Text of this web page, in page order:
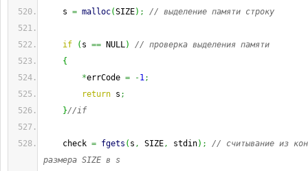
s = malloc(SIZE) ; // выделение памяти строку
if ( s == NULL)
// проверка выделения памяти
{
*errCode = -1;
return s ;
}//if
check = fgets ( s , SIZE, stdin) ;
// считывание из
размера SIZE в s